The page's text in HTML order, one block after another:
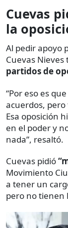
Cuevas
la
Al pedir apoyo
Cuevas Nieves
partidos de
“Por eso es
acuerdos,
Esa oposición
en el poder y
nada”, resaltó.
Cuevas pidió
Movimiento
a tener un
pero no tienen